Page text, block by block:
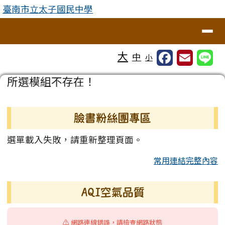
跳至主內容區
臺南市立太子國民中學
臺南市立太子國民中學
大 中 小
主內容區域
所選模組不存在！
左邊區域內容臉書粉絲團專區
選單載入失敗，請重新整理頁面。
常用連結完整內容
AQI空氣品質
⚠️ 網路連線錯誤，請檢查網路狀態
頁尾區域